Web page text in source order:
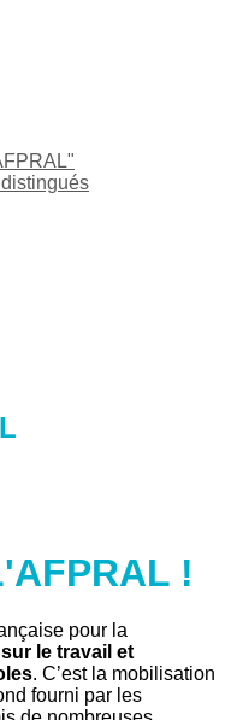
!
pour la
le travail et
. C’est la mobilisation
fourni par les